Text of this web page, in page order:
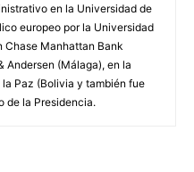
en la Universidad de
europeo por la Universidad
Chase Manhattan Bank
Andersen (Málaga), en la
la Paz (Bolivia y también fue
de la Presidencia.